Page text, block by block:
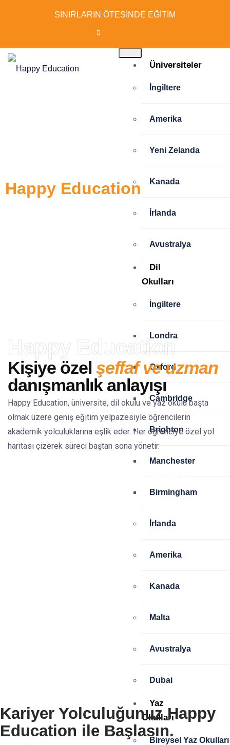
SINIRLARIN ÖTESİNDE EĞİTİM
Üniversiteler
İngiltere
Amerika
Yeni Zelanda
Kanada
İrlanda
Avustralya
Dil
Okulları
İngiltere
Londra
Oxford
Cambridge
Brighton
Manchester
Birmingham
İrlanda
Amerika
Kanada
Malta
Avustralya
Dubai
Yaz
Okulları
Bireysel Yaz Okulları
Happy Education
Happy Education
Kişiye özel şeffaf ve uzman
danışmanlık anlayışı
Happy Education, üniversite, dil okulu ve yaz okulu başta
olmak üzere geniş eğitim yelpazesiyle öğrencilerin
akademik yolculuklarına eşlik eder. Her öğrenciye özel yol
haritası çizerek süreci baştan sona yönetir.
Avusturalya
Kariyer Yolculuğunuz Happy
Education ile Başlasın.